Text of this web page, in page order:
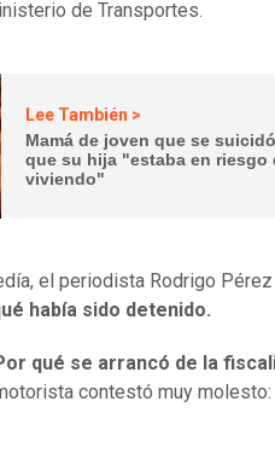
de Transportes.
Lee También >
Mamá de joven que se
que su hija "estaba en riesgo
viviendo"
el periodista Rodrigo Pérez
había sido detenido.
qué se arrancó de la
contestó muy molesto: